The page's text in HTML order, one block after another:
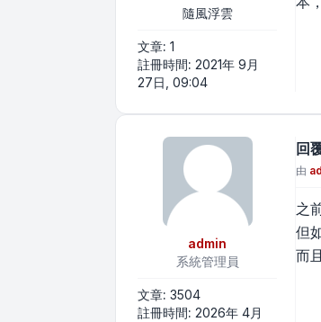
隨風浮雲
文章: 1
註冊時間: 2021年 9月
27日, 09:04
admin
系統管理員
文章: 3504
註冊時間: 2026年 4月
回
文章
由
之
但
而